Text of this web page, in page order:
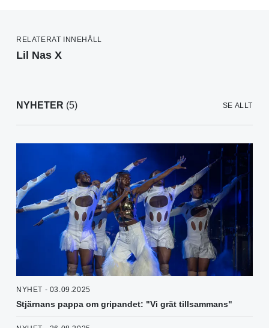
RELATERAT INNEHÅLL
Lil Nas X
NYHETER (5) SE ALLT
NYHET - 03.09.2025
Stjärnans pappa om gripandet: "Vi grät tillsammans"